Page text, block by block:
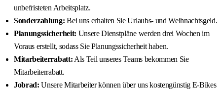
unbefristeten Arbeitsplatz.
Sonderzahlung: Bei uns erhalten Sie Urlaubs- und Weihnachtsgeld.
Planungssicherheit: Unsere Dienstpläne werden drei Wochen im
Voraus erstellt, sodass Sie Planungssicherheit haben.
Mitarbeiterrabatt: Als Teil unseres Teams bekommen Sie
Mitarbeiterrabatt.
Jobrad: Unsere Mitarbeiter können über uns kostengünstig E-Bikes